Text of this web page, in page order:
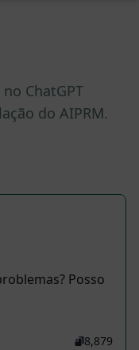
ChatGPT
do AIPRM.
Posso
8,879